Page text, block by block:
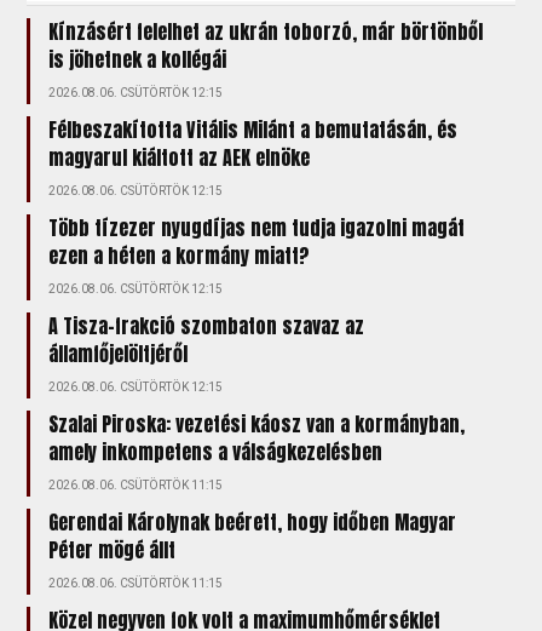
Kínzásért felelhet az ukrán toborzó, már börtönből
is jöhetnek a kollégái
2026.08.06. CSÜTÖRTÖK 12:15
Félbeszakította Vitális Milánt a bemutatásán, és
magyarul kiáltott az AEK elnöke
2026.08.06. CSÜTÖRTÖK 12:15
Több tízezer nyugdíjas nem tudja igazolni magát
ezen a héten a kormány miatt?
2026.08.06. CSÜTÖRTÖK 12:15
A Tisza-frakció szombaton szavaz az
államfőjelöltjéről
2026.08.06. CSÜTÖRTÖK 12:15
Szalai Piroska: vezetési káosz van a kormányban,
amely inkompetens a válságkezelésben
2026.08.06. CSÜTÖRTÖK 11:15
Gerendai Károlynak beérett, hogy időben Magyar
Péter mögé állt
2026.08.06. CSÜTÖRTÖK 11:15
Közel negyven fok volt a maximumhőmérséklet